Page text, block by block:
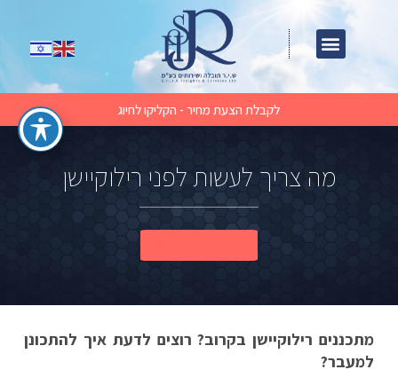
לקבלת הצעת מחיר - הקליקו לחיוג
מה צריך לעשות לפני רילוקיישן
מתכננים רילוקיישן בקרוב? רוצים לדעת איך להתכונן
למעבר?